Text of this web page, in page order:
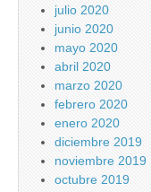
julio 2020
junio 2020
mayo 2020
abril 2020
marzo 2020
febrero 2020
enero 2020
diciembre 2019
noviembre 2019
octubre 2019